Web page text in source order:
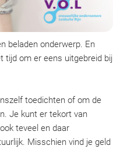
beladen onderwerp. En
tijd om er eens uitgebreid bij
toedichten of om de
Je kunt er tekort van
teveel en daar
Misschien vind je geld